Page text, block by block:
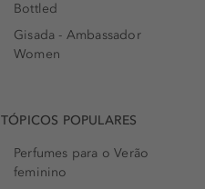
Bottled
Gisada - Ambassador
Women
TÓPICOS POPULARES
Perfumes para o Verão
feminino